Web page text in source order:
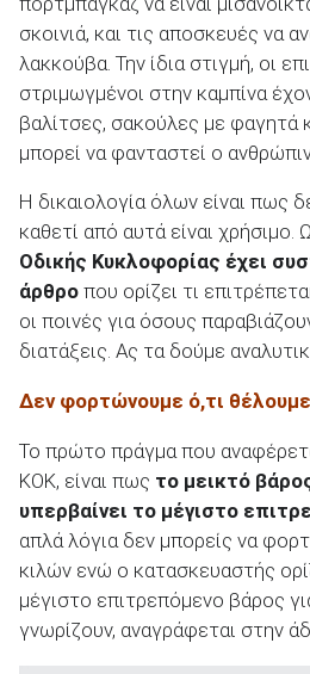
ΑΝΑΖΗΤΗΣΗ
Μεταχειρισμένα
ΑΝΑΖΗΤΗΣΗ
Επιχειρήσεις
σκοινιά, και τις αποσκευές να
λακκούβα. Την ίδια στιγμή, οι
στριμωγμένοι στην καμπίνα
βαλίτσες, σακούλες με φαγητά
μπορεί να φανταστεί ο
Η δικαιολογία όλων είναι πως
καθετί από αυτά είναι
Οδικής Κυκλοφορίας έχει
άρθρο που ορίζει τι
οι ποινές για όσους
διατάξεις. Ας τα δούμε
Δεν φορτώνουμε ό,τι
Το πρώτο πράγμα που
ΚΟΚ, είναι πως το μεικτό
υπερβαίνει το μέγιστο
απλά λόγια δεν μπορείς να
κιλών ενώ ο κατασκευαστής
μέγιστο επιτρεπόμενο βάρος
γνωρίζουν, αναγράφεται στην